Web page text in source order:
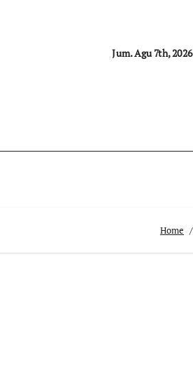
Jum. Agu 7th, 2026
Home